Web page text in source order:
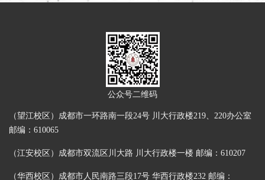
公众号二维码
（望江校区）成都市一环路南一段24号 川大行政楼219、220办公室
邮编：610065
（江安校区）成都市双流区川大路 川大行政楼一楼 邮编：610207
（华西校区）成都市人民南路三段17号 华西行政楼232 邮编：